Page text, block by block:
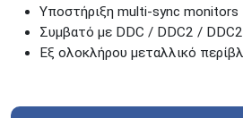
Υποστήριξη multi-sync monitors
Συμβατό με DDC / DDC2 /
Εξ ολοκλήρου μεταλλικό